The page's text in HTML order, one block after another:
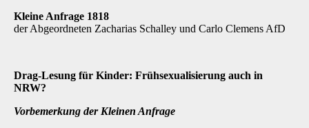
Kleine Anfrage 1818
der Abgeordneten Zacharias Schalley und Carlo Clemens AfD
Drag-Lesung für Kinder: Frühsexualisierung auch in
NRW?
Vorbemerkung der Kleinen Anfrage